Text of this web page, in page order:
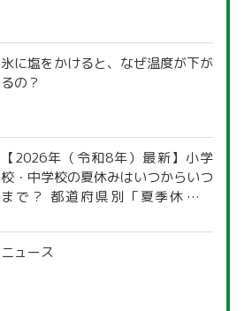
氷に塩をかけると、なぜ温度が下が
るの？
【2026年（令和8年）最新】小学
校・中学校の夏休みはいつからいつ
まで？ 都道府県別「夏季休暇一
ニュース